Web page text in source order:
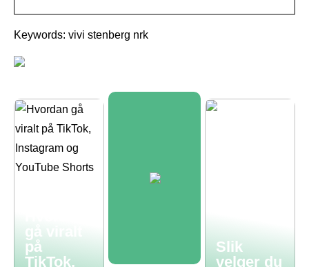
Keywords: vivi stenberg nrk
gå viralt
på
TikTok,
Slik
velger du